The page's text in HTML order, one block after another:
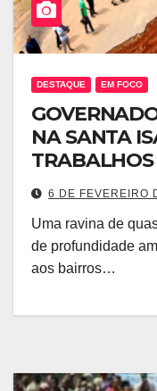
DESTAQUE EM FOCO
NA SANTA
6 DE FEVEREIRO
Uma ravina de
de profundidade
aos bairros…